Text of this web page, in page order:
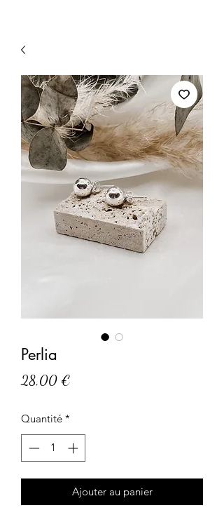
Perlia
28,00 €
Quantité *
Ajouter au panier